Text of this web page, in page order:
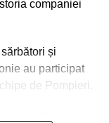
bani si inapoi la
– am prins
companiei
și
au participat
de Pompieri.